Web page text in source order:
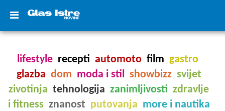
lifestyle recepti automoto film gastro
glazba dom moda i stil showbizz svijet
zivotinja tehnologija zanimljivosti zdravlje
i fitness znanost putovanja more i nautika